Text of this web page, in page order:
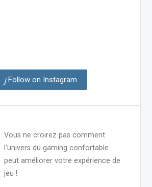
Follow on Instagram
Vous ne croirez pas comment
l'univers du gaming confortable
peut améliorer votre expérience de
jeu !